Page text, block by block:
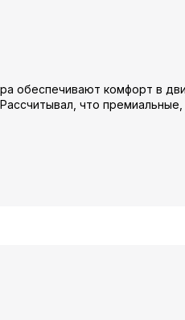
обеспечивают комфорт в
что